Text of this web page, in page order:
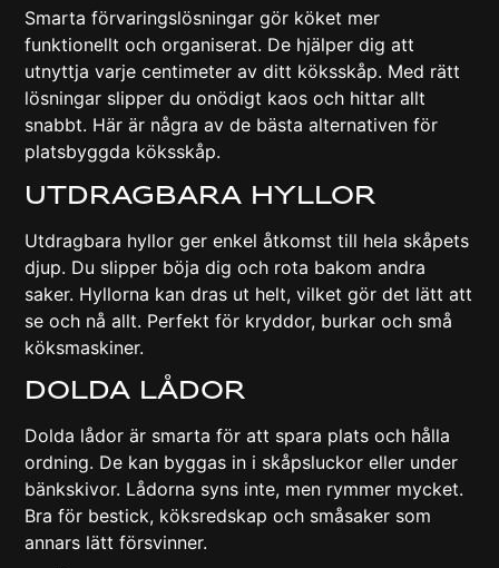
Smarta förvaringslösningar gör köket mer
funktionellt och organiserat. De hjälper dig att
utnyttja varje centimeter av ditt köksskåp. Med rätt
lösningar slipper du onödigt kaos och hittar allt
snabbt. Här är några av de bästa alternativen för
platsbyggda köksskåp.
Utdragbara Hyllor
Utdragbara hyllor ger enkel åtkomst till hela skåpets
djup. Du slipper böja dig och rota bakom andra
saker. Hyllorna kan dras ut helt, vilket gör det lätt att
se och nå allt. Perfekt för kryddor, burkar och små
köksmaskiner.
Dolda Lådor
Dolda lådor är smarta för att spara plats och hålla
ordning. De kan byggas in i skåpsluckor eller under
bänkskivor. Lådorna syns inte, men rymmer mycket.
Bra för bestick, köksredskap och småsaker som
annars lätt försvinner.